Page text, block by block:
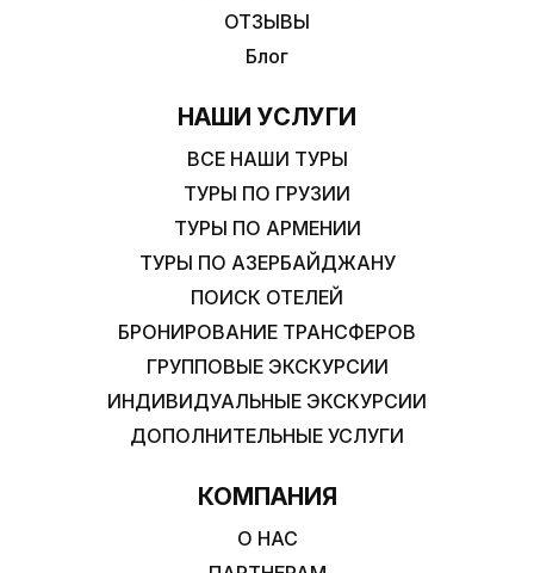
ОТЗЫВЫ
Блог
НАШИ УСЛУГИ
ВСЕ НАШИ ТУРЫ
ТУРЫ ПО ГРУЗИИ
ТУРЫ ПО АРМЕНИИ
ТУРЫ ПО АЗЕРБАЙДЖАНУ
ПОИСК ОТЕЛЕЙ
БРОНИРОВАНИЕ ТРАНСФЕРОВ
ГРУППОВЫЕ ЭКСКУРСИИ
ИНДИВИДУАЛЬНЫЕ ЭКСКУРСИИ
ДОПОЛНИТЕЛЬНЫЕ УСЛУГИ
КОМПАНИЯ
О НАС